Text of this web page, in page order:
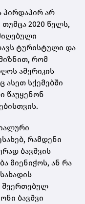
პირდაპირ არ
2020 წელს,
ტურისტული და
რომ
ამერიკის
ასეთ სქემებში
წაუყენონ
რამდენი
ბავშვის
მიენიჭოს, ან რა
შეერთებულ
ბავშვი